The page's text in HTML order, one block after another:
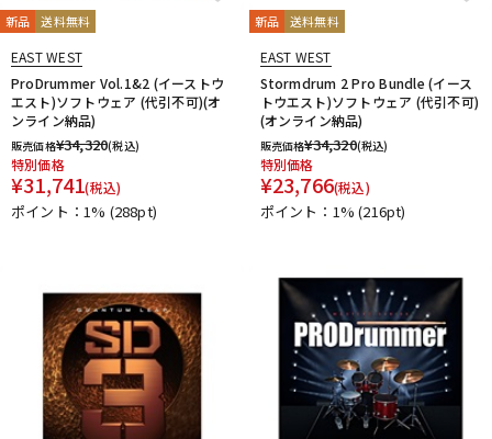
エフェクター
DJ機器
DTM オンライン納品 レコーディング機器
配信/ライブ機器 楽器アクセサリ
中古 ヴィンテージ
新品 送料無料
EAST WEST
ProDrummer Vol.1&2 (イーストウ
エスト)ソフトウェア (代引不可)(オ
ンライン納品)
販売価格¥34,320(税込)
特別価格
¥31,741(税込)
ポイント：1% (288pt)
新品 送料無料
EAST WEST
Stormdrum 2 Pro Bundle (イース
トウエスト)ソフトウェア (代引不可)
(オンライン納品)
販売価格¥34,320(税込)
特別価格
¥23,766(税込)
ポイント：1%(216pt)